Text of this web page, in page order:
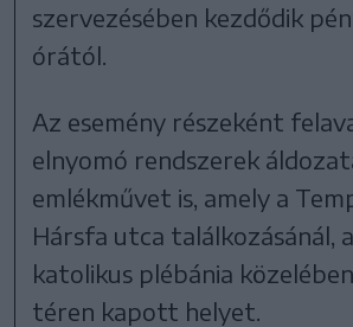
szervezésében kezdődik
órától.
Az esemény részeként
elnyomó rendszerek
emlékművet is, amely a
Hársfa utca találkozásánál,
katolikus plébánia
téren kapott helyet.